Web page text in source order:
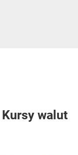
Kursy walut